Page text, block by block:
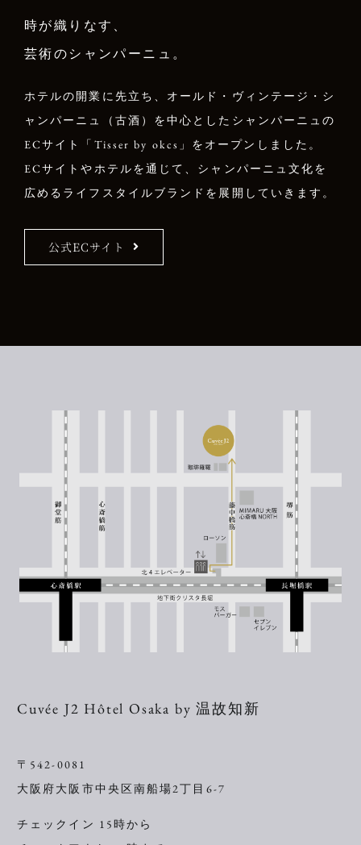
時が織りなす、
芸術のシャンパーニュ。
ホテルの開業に先立ち、オールド・ヴィンテージ・シ
ャンパーニュ（古酒）を中心としたシャンパーニュの
ECサイト「Tisser by okcs」をオープンしました。
ECサイトやホテルを通じて、シャンパーニュ文化を
広めるライフスタイルブランドを展開していきます。
公式ECサイト
Cuvée J2 Hôtel Osaka by 温故知新
〒542-0081
大阪府大阪市中央区南船場2丁目6-7
チェックイン 15時から